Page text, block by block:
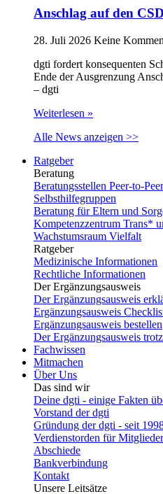
Anschlag auf den
28. Juli 2026 Keine
dgti fordert konsequenten
Ende der Ausgrenzung
– dgti
Weiterlesen »
Alle News anzeigen >>
Ratgeber
Beratung
Beratungsstellen Peer-to-
Selbsthilfegruppen
Beratung für Eltern und
Kompetenzzentrum Trans*
Wachstumsraum Vielfalt
Ratgeber
Medizinische Informationen
Rechtliche Informationen
Der Ergänzungsausweis
Der Ergänzungsausweis
Ergänzungsausweis
Ergänzungsausweis bestellen
Der Ergänzungsausweis
Fachwissen
Mitmachen
Über Uns
Das sind wir
Deine dgti - einige Fakten
Vorstand der dgti
Gründung der dgti - seit
Verdienstorden für Mitglieder
Abschiede
Bankverbindung
Kontakt
Unsere Leitsätze